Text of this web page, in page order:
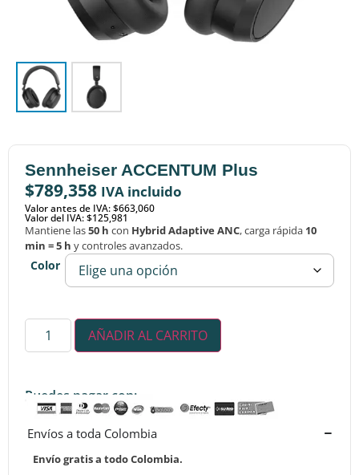
Sennheiser ACCENTUM Plus
$789,358 IVA incluido
Valor antes de IVA: $663,060
Valor del IVA: $125,981
Mantiene las50 h con Hybrid Adaptive ANC, carga rápida 10
min = 5 h y controles avanzados.
Color
AÑADIR AL CARRITO
Puedes pagar con:
Envíos a toda Colombia
Envío gratis a todo Colombia.